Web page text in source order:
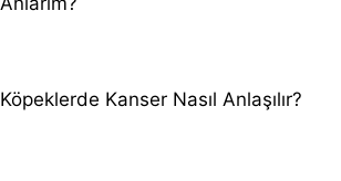
Köpeklerde Kanser Nasıl Anlaşılır?